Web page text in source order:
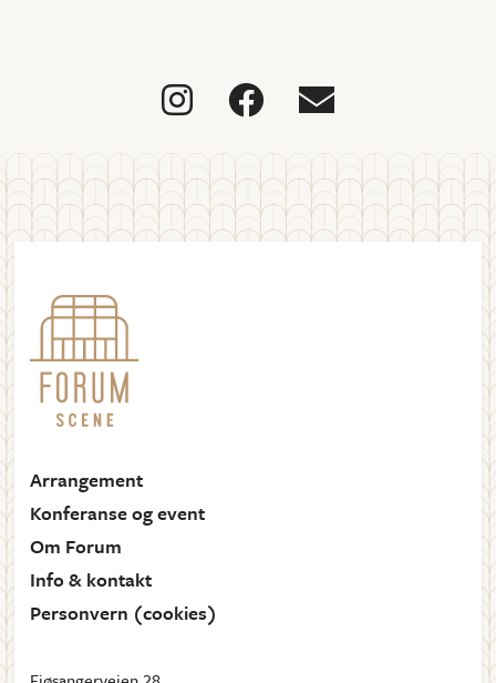
  
Arrangement
Konferanse og event
Om Forum
Info & kontakt
Personvern (cookies)